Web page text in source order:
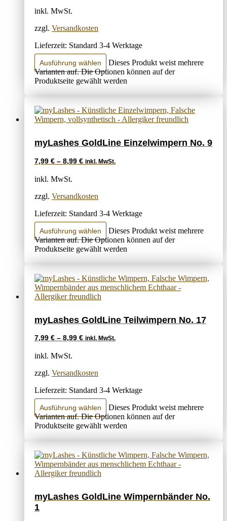
inkl. MwSt.
zzgl. Versandkosten
Lieferzeit: Standard 3-4 Werktage
Ausführung wählen
Dieses Produkt weist mehrere
Varianten auf. Die Optionen können auf der
Produktseite gewählt werden
myLashes GoldLine Einzelwimpern No. 9
7,99 € – 8,99 € inkl. MwSt.
inkl. MwSt.
zzgl. Versandkosten
Lieferzeit: Standard 3-4 Werktage
Ausführung wählen
Dieses Produkt weist mehrere
Varianten auf. Die Optionen können auf der
Produktseite gewählt werden
myLashes GoldLine Teilwimpern No. 17
7,99 € – 8,99 € inkl. MwSt.
inkl. MwSt.
zzgl. Versandkosten
Lieferzeit: Standard 3-4 Werktage
Ausführung wählen
Dieses Produkt weist mehrere
Varianten auf. Die Optionen können auf der
Produktseite gewählt werden
myLashes GoldLine Wimpernbänder No.
1